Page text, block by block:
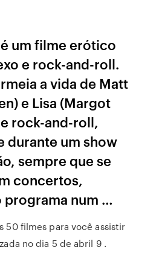
um filme erótico
e rock-and-roll.
a vida de Matt
e Lisa (Margot
rock-and-roll,
durante um show
sempre que se
concertos,
num …
50 filmes para você assistir
no dia 5 de abril 9 .